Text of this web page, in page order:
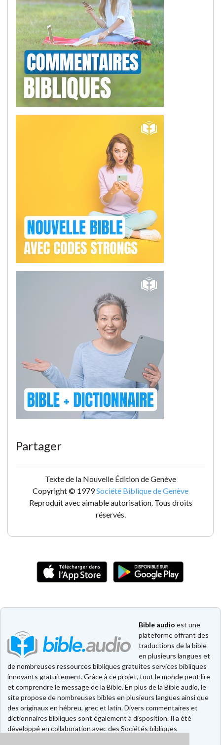
Partager
Texte de la Nouvelle Édition de Genève
Copyright © 1979Société Biblique de Genève
Reproduit avec aimable autorisation. Tous droits
réservés.
Bible audio est une
plateforme offrant des
traductions de la bible
en plusieurs langues et
de nombreuses ressources bibliques gratuites services bibliques
innovants gratuitement. Grâce à ce projet, tout le monde peut lire
et comprendre le message de la Bible. En plus de la Bible audio, le
site propose de nombreuses bibles en plusieurs langues ainsi que
des originaux en hébreu, grec et latin. Divers commentaires et
dictionnaires bibliques sont également à disposition. Il a été
développé en collaboration avec des Sociétés bibliques